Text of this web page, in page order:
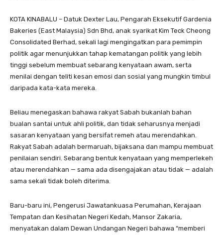
KOTA KINABALU – Datuk Dexter Lau, Pengarah Eksekutif Gardenia
Bakeries (East Malaysia) Sdn Bhd, anak syarikat Kim Teck Cheong
Consolidated Berhad, sekali lagi mengingatkan para pemimpin
politik agar menunjukkan tahap kematangan politik yang lebih
tinggi sebelum membuat sebarang kenyataan awam, serta
menilai dengan teliti kesan emosi dan sosial yang mungkin timbul
daripada kata-kata mereka.
Beliau menegaskan bahawa rakyat Sabah bukanlah bahan
bualan santai untuk ahli politik, dan tidak seharusnya menjadi
sasaran kenyataan yang bersifat remeh atau merendahkan.
Rakyat Sabah adalah bermaruah, bijaksana dan mampu membuat
penilaian sendiri. Sebarang bentuk kenyataan yang memperlekeh
atau merendahkan — sama ada disengajakan atau tidak — adalah
sama sekali tidak boleh diterima.
Baru-baru ini, Pengerusi Jawatankuasa Perumahan, Kerajaan
Tempatan dan Kesihatan Negeri Kedah, Mansor Zakaria,
menyatakan dalam Dewan Undangan Negeri bahawa “memberi